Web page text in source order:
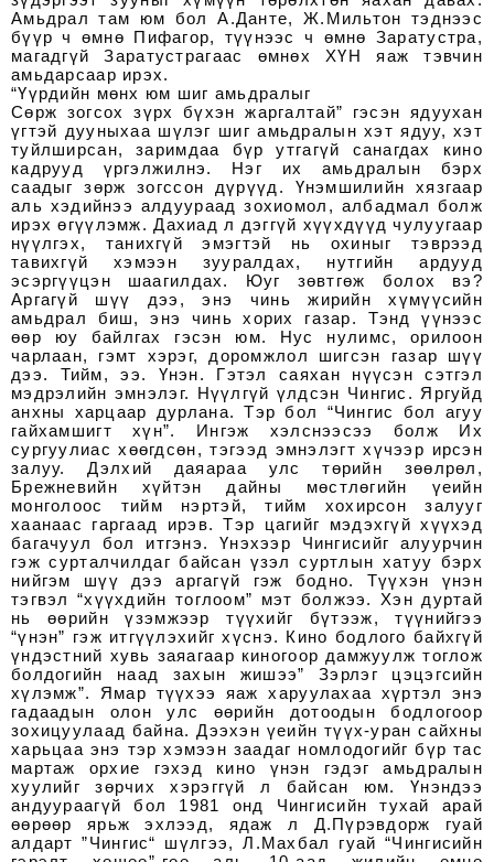
Амьдрал там юм бол А.Данте, Ж.Мильтон тэднээс
бүүр ч өмнө Пифагор, түүнээс ч өмнө Заратустра,
магадгүй Заратустрагаас өмнөх ХҮН яаж тэвчин
амьдарсаар ирэх.
“Үүрдийн мөнх юм шиг амьдралыг
Сөрж зогсох зүрх бүхэн жаргалтай” гэсэн ядуухан
үгтэй дууныхаа шүлэг шиг амьдралын хэт ядуу, хэт
туйлширсан, заримдаа бүр утгагүй санагдах кино
кадрууд үргэлжилнэ. Нэг их амьдралын бэрх
саадыг зөрж зогссон дүрүүд. Үнэмшилийн хязгаар
аль хэдийнээ алдуураад зохиомол, албадмал болж
ирэх өгүүлэмж. Дахиад л дэггүй хүүхдүүд чулуугаар
нүүлгэх, танихгүй эмэгтэй нь охиныг тэврээд
тавихгүй хэмээн зууралдах, нутгийн ардууд
эсэргүүцэн шаагилдах. Юуг зөвтгөж болох вэ?
Аргагүй шүү дээ, энэ чинь жирийн хүмүүсийн
амьдрал биш, энэ чинь хорих газар. Тэнд үүнээс
өөр юу байлгах гэсэн юм. Нус нулимс, орилоон
чарлаан, гэмт хэрэг, доромжлол шигсэн газар шүү
дээ. Тийм, ээ. Үнэн. Гэтэл саяхан нүүсэн сэтгэл
мэдрэлийн эмнэлэг. Нүүлгүй үлдсэн Чингис. Яргуйд
анхны харцаар дурлана. Тэр бол “Чингис бол агуу
гайхамшигт хүн”. Ингэж хэлснээсээ болж Их
сургуулиас хөөгдсөн, тэгээд эмнэлэгт хүчээр ирсэн
залуу. Дэлхий даяараа улс төрийн зөөлрөл,
Брежневийн хүйтэн дайны мөстлөгийн үеийн
монголоос тийм нэртэй, тийм хохирсон залууг
хаанаас гаргаад ирэв. Тэр цагийг мэдэхгүй хүүхэд
багачуул бол итгэнэ. Үнэхээр Чингисийг алуурчин
гэж сурталчилдаг байсан үзэл суртлын хатуу бэрх
нийгэм шүү дээ аргагүй гэж бодно. Түүхэн үнэн
тэгвэл “хүүхдийн тоглоом” мэт болжээ. Хэн дуртай
нь өөрийн үзэмжээр түүхийг бүтээж, түүнийгээ
“үнэн” гэж итгүүлэхийг хүснэ. Кино бодлого байхгүй
үндэстний хувь заяагаар киногоор дамжуулж тоглож
болдогийн наад захын жишээ” Зэрлэг цэцэгсийн
хүлэмж”. Ямар түүхээ яаж харуулахаа хүртэл энэ
гадаадын олон улс өөрийн дотоодын бодлогоор
зохицуулаад байна. Дээхэн үеийн түүх-уран сайхны
харьцаа энэ тэр хэмээн заадаг номлодогийг бүр тас
мартаж орхие гэхэд кино үнэн гэдэг амьдралын
хуулийг зөрчих хэрэггүй л байсан юм. Үнэндээ
андуураагүй бол 1981 онд Чингисийн тухай арай
өөрөөр ярьж эхлээд, ядаж л Д.Пүрэвдорж гуай
алдарт ”Чингис“ шүлгээ, Л.Махбал гуай “Чингисийн